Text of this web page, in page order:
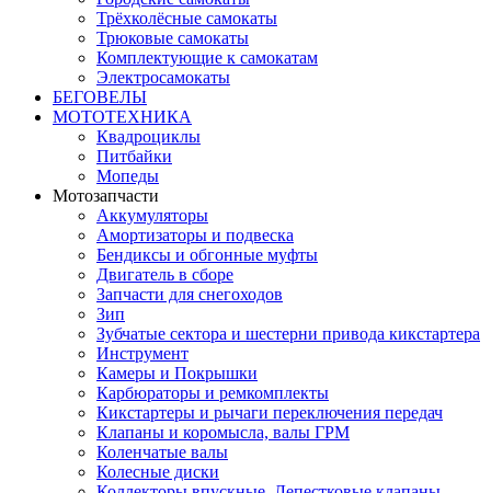
Трёхколёсные самокаты
Трюковые самокаты
Комплектующие к самокатам
Электросамокаты
БЕГОВЕЛЫ
МОТОТЕХНИКА
Квадроциклы
Питбайки
Мопеды
Мотозапчасти
Аккумуляторы
Амортизаторы и подвеска
Бендиксы и обгонные муфты
Двигатель в сборе
Запчасти для снегоходов
Зип
Зубчатые сектора и шестерни привода кикстартера
Инструмент
Камеры и Покрышки
Карбюраторы и ремкомплекты
Кикстартеры и рычаги переключения передач
Клапаны и коромысла, валы ГРМ
Коленчатые валы
Колесные диски